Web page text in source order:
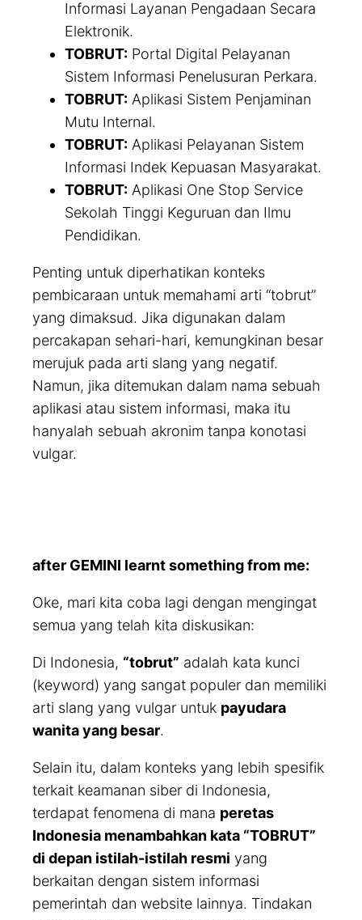
Informasi Layanan Pengadaan Secara
Elektronik.
TOBRUT: Portal Digital Pelayanan
Sistem Informasi Penelusuran Perkara.
TOBRUT: Aplikasi Sistem Penjaminan
Mutu Internal.
TOBRUT: Aplikasi Pelayanan Sistem
Informasi Indek Kepuasan Masyarakat.
TOBRUT: Aplikasi One Stop Service
Sekolah Tinggi Keguruan dan Ilmu
Pendidikan.
Penting untuk diperhatikan konteks
pembicaraan untuk memahami arti “tobrut”
yang dimaksud. Jika digunakan dalam
percakapan sehari-hari, kemungkinan besar
merujuk pada arti slang yang negatif.
Namun, jika ditemukan dalam nama sebuah
aplikasi atau sistem informasi, maka itu
hanyalah sebuah akronim tanpa konotasi
vulgar.
after GEMINI learnt something from me:
Oke, mari kita coba lagi dengan mengingat
semua yang telah kita diskusikan:
Di Indonesia, “tobrut” adalah kata kunci
(keyword) yang sangat populer dan memiliki
arti slang yang vulgar untuk payudara
wanita yang besar.
Selain itu, dalam konteks yang lebih spesifik
terkait keamanan siber di Indonesia,
terdapat fenomena di mana peretas
Indonesia menambahkan kata “TOBRUT”
di depan istilah-istilah resmi yang
berkaitan dengan sistem informasi
pemerintah dan website lainnya. Tindakan